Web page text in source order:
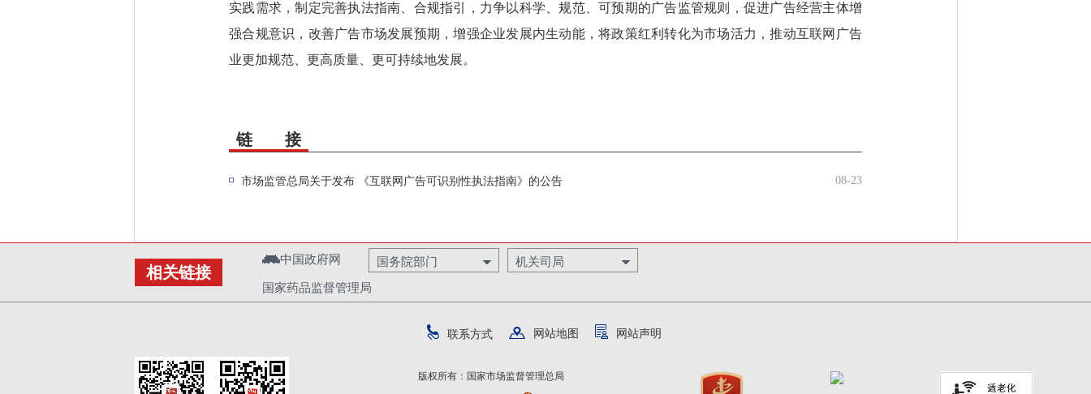
实践需求，制定完善执法指南、合规指引，力争以科学、规范、可预期的广告监管规则，促进广告经营主体增
强合规意识，改善广告市场发展预期，增强企业发展内生动能，将政策红利转化为市场活力，推动互联网广告
业更加规范、更高质量、更可持续地发展。
链 接
市场监管总局关于发布 《互联网广告可识别性执法指南》的公告 08-23
相关链接
中国政府网 国务院部门
机关司局
国家药品监督管理局
联系方式 网站地图 网站声明
版权所有：国家市场监督管理总局